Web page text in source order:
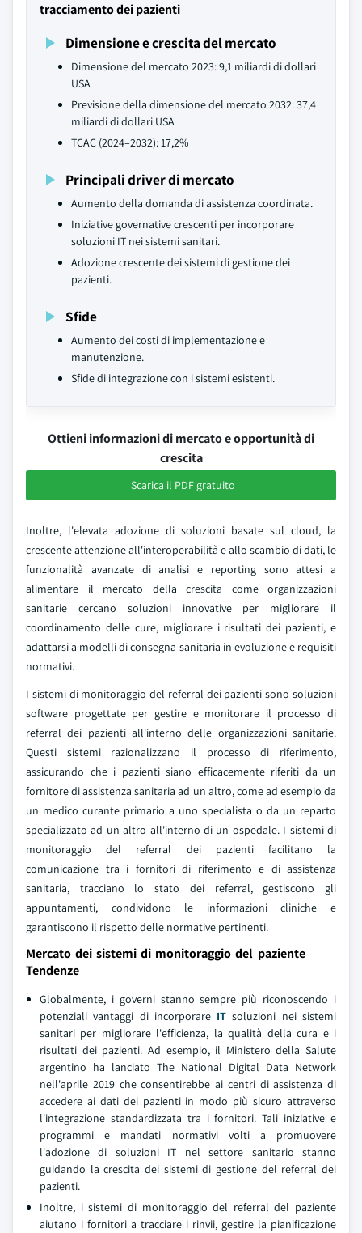
tracciamento dei pazienti
Dimensione e crescita del mercato
Dimensione del mercato 2023: 9,1 miliardi di dollari
USA
Previsione della dimensione del mercato 2032: 37,4
miliardi di dollari USA
TCAC (2024–2032): 17,2%
Principali driver di mercato
Aumento della domanda di assistenza coordinata.
Iniziative governative crescenti per incorporare
soluzioni IT nei sistemi sanitari.
Adozione crescente dei sistemi di gestione dei
pazienti.
Sfide
Aumento dei costi di implementazione e
manutenzione.
Sfide di integrazione con i sistemi esistenti.
Ottieni informazioni di mercato e opportunità di
crescita
Scarica il PDF gratuito
Inoltre, l'elevata adozione di soluzioni basate sul cloud, la
crescente attenzione all'interoperabilità e allo scambio di dati, le
funzionalità avanzate di analisi e reporting sono attesi a
alimentare il mercato della crescita come organizzazioni
sanitarie cercano soluzioni innovative per migliorare il
coordinamento delle cure, migliorare i risultati dei pazienti, e
adattarsi a modelli di consegna sanitaria in evoluzione e requisiti
normativi.
I sistemi di monitoraggio del referral dei pazienti sono soluzioni
software progettate per gestire e monitorare il processo di
referral dei pazienti all'interno delle organizzazioni sanitarie.
Questi sistemi razionalizzano il processo di riferimento,
assicurando che i pazienti siano efficacemente riferiti da un
fornitore di assistenza sanitaria ad un altro, come ad esempio da
un medico curante primario a uno specialista o da un reparto
specializzato ad un altro all'interno di un ospedale. I sistemi di
monitoraggio del referral dei pazienti facilitano la
comunicazione tra i fornitori di riferimento e di assistenza
sanitaria, tracciano lo stato dei referral, gestiscono gli
appuntamenti, condividono le informazioni cliniche e
garantiscono il rispetto delle normative pertinenti.
Mercato dei sistemi di monitoraggio del paziente
Tendenze
Globalmente, i governi stanno sempre più riconoscendo i
potenziali vantaggi di incorporare IT soluzioni nei sistemi
sanitari per migliorare l'efficienza, la qualità della cura e i
risultati dei pazienti. Ad esempio, il Ministero della Salute
argentino ha lanciato The National Digital Data Network
nell'aprile 2019 che consentirebbe ai centri di assistenza di
accedere ai dati dei pazienti in modo più sicuro attraverso
l'integrazione standardizzata tra i fornitori. Tali iniziative e
programmi e mandati normativi volti a promuovere
l'adozione di soluzioni IT nel settore sanitario stanno
guidando la crescita dei sistemi di gestione del referral dei
pazienti.
Inoltre, i sistemi di monitoraggio del referral del paziente
aiutano i fornitori a tracciare i rinvii, gestire la pianificazione